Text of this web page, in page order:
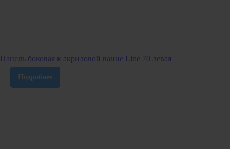
Панель боковая к акриловой ванне Line 70 левая
Подробнее